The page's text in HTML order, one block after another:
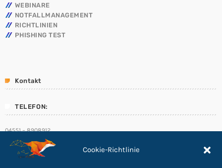
Cookie-Richtlinie
WEBINARE
NOTFALLMANAGEMENT
RICHTLINIEN
PHISHING TEST
Kontakt
TELEFON:
04551 – 8908912
E-Mail: